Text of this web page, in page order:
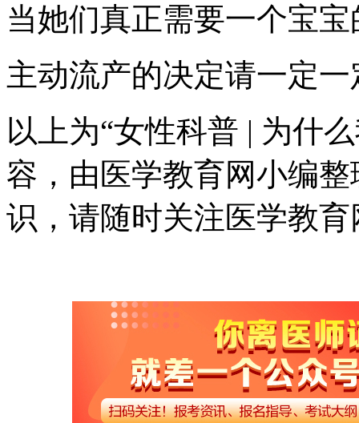
当她们真正需要一个宝
主动流产的决定请一定
以上为“女性科普 | 为什
容，由医学教育网小编
识，请随时关注医学教育